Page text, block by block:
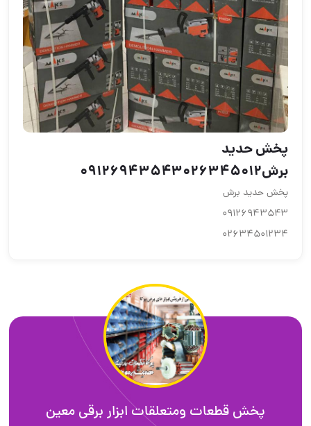
پخش حدید
برش۰۹۱۲۶۹۴۳۵۴۳۰۲۶۳۴۵۰۱۲
پخش حدید برش
۰۹۱۲۶۹۴۳۵۴۳
۰۲۶۳۴۵۰۱۲۳۴
پخش قطعات ومتعلقات ابزار برقی معین